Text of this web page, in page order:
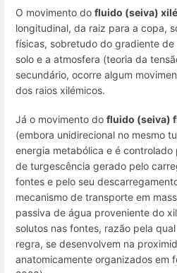
O movimento do fluido (seiva)
longitudinal, da raiz para a copa,
físicas, sobretudo do gradiente
solo e a atmosfera (teoria da
secundário, ocorre algum
dos raios xilémicos.
Já o movimento do fluido (seiva)
(embora unidirecional no mesmo
energia metabólica e é
de turgescência gerado pelo
fontes e pelo seu
mecanismo de transporte em
passiva de água proveniente do
solutos nas fontes, razão pela
regra, se desenvolvem na
anatomicamente organizados em